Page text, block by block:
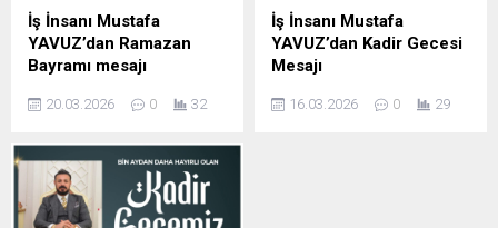
İş İnsanı Mustafa
YAVUZ’dan Ramazan
Bayramı mesajı
Başkanı ve İş insanı Mustafa
dolayısıyla mesaj yayımladı;
İş insanı Mustafa Yavuz
Mesajında şunları kaydetti,
20.03.2026 0 32
İş İnsanı Mustafa
YAVUZ’dan Kadir Gecesi
Mesajı
Başkanı ve iş insanı Mustafa
16.03.2026 0 29